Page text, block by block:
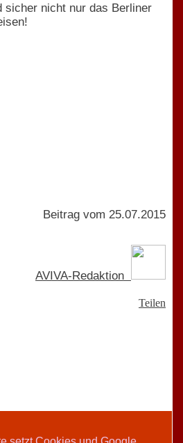
sicher nicht nur das Berliner
Beitrag vom 25.07.2015
AVIVA-Redaktion
Teilen